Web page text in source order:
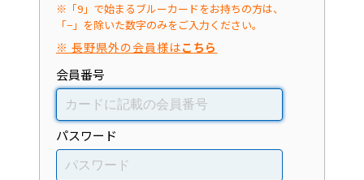
※「9」で始まるブルーカードをお持ちの方は、
「−」を除いた数字のみをご入力ください。
※ 長野県外の会員様はこちら
会員番号
パスワード